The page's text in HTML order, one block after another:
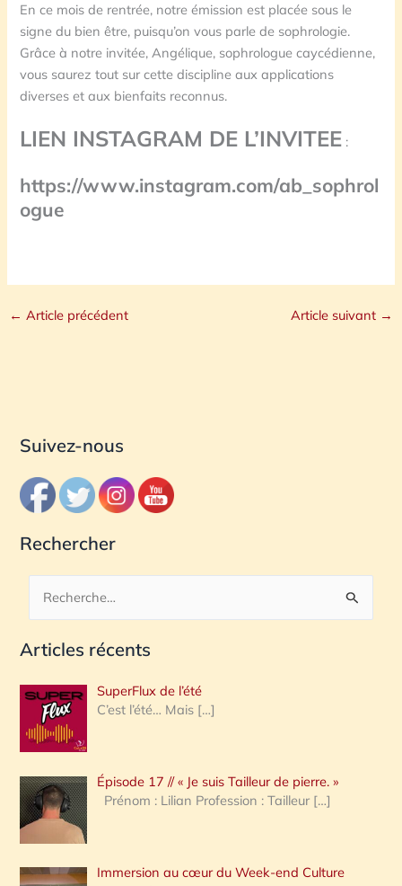
En ce mois de rentrée, notre émission est placée sous le
signe du bien être, puisqu’on vous parle de sophrologie.
Grâce à notre invitée, Angélique, sophrologue caycédienne,
vous saurez tout sur cette discipline aux applications
diverses et aux bienfaits reconnus.
LIEN INSTAGRAM DE L’INVITEE :
https://www.instagram.com/ab_sophrol
ogue
← Article précédent Article suivant →
Suivez-nous
Rechercher
c
e
r
c
h
e
Articles récents
SuperFlux de l’été
C’est l’été… Mais […]
Épisode 17 // « Je suis Tailleur de pierre. »
Prénom : Lilian Profession : Tailleur […]
Immersion au cœur du Week-end Culture